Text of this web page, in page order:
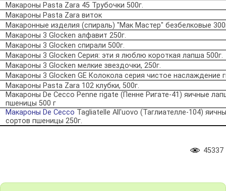
Макароны Pasta Zara 45 Трубочки 500г.
Макароны Pasta Zara виток
Макаронные изделия (спираль) "Мак Мастер" безбелковые
Макароны 3 Glocken алфавит 250г.
Макароны 3 Glocken спирали 500г.
Макароны 3 Glocken Серия: эти я люблю короткая лапша 500г.
Макароны 3 Glocken мелкие звездочки, 250г.
Макароны 3 Glocken GE Колокола серия чистое наслаждение
Макароны Pasta Zara 102 клубки, 500г.
Макароны De Cecco Penne rigate (Пенне Ригате-41) яичные
пшеницы 500 г
Макароны De Cecco Tagliatelle All'uovo (Таглиателле-104)
сортов пшеницы 250г.
45337